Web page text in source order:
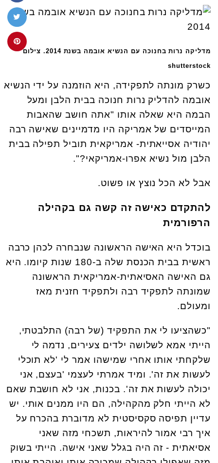
מדליקה נרות בחנוכה עם הנשיא אובמה בשנת 2014. צילום
shutterstock
כשרק מונתה לתפקידה, היא הוזמנה על ידי הנשיא
אובמה להדליק נרות חנוכה בבית הלבן ומעל
הבמה היא שאלה אותו "אתה חושב שהאבות
המייסדים של אמריקה היו מדמיינים שאישה רבה
יהודיה אסייאתית- אמריקאית תוביל תפילה בבית
הלבן מול נשיא אפרו-אמריקאי?".
אבל לא הכל נוצץ או פשוט.
להתקדם כאישה זה קשה גם בקהילה
הרפורמית
בוכדל היא האישה הראשונה שנבחרה לכהן כרבה
ראשית בבית הכנסת שלה ב-180 שנות קיומו. היא
גם האישה האסיאתית-אמריקאית הראשונה
שמונתה לתפקיד רבה ולתפקיד חזנית מאז
ומעולם.
"כשהציעו לי את התפקיד (של רבה) התלבטתי,
הייתי אמא לשלושה ילדים צעירים, נדמה לי
שלקחתי אותו אחרי שמישהו אמר לי 'לא תוכלי
לעשות את זה'. ומיד אמרתי לעצמי 'בעצם, אני
יכולה לעשות את זה'. בכנות, אני לא חושבת שאם
לא הייתי חלק מהקהילה, הם היו ממנים אותי. יש
עדיין תפיסה סקסיסטית לא מדוברת בהכרח על
איך רבי אמור להיראות, תשכחי מזה שאני
אסיאתית - זה היה בגלל שאני אישה. הייתי בשוק